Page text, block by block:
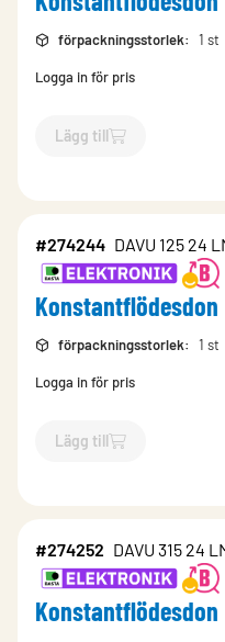
förpackningsstorlek: 1 st
Logga in för pris
Lägg till
`$Lägg till
#274244 DAVU 125 24
Konstantflödesdon
förpackningsstorlek: 1 st
Logga in för pris
Lägg till
`$Lägg till
#274252 DAVU 315 24
Konstantflödesdon